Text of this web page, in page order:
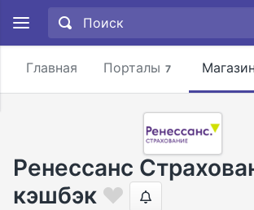
Главная Порталы 7
Ренессанс
кэшбэк